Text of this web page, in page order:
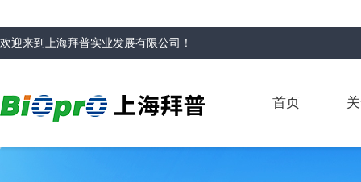
欢迎来到 上海拜普实业发展有限公司 ！
首页